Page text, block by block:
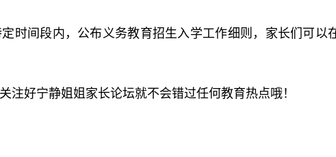
时间段内，公布义务教育招生入学工作细则，家长们可以
注好宁静姐姐家长论坛就不会错过任何教育热点哦！